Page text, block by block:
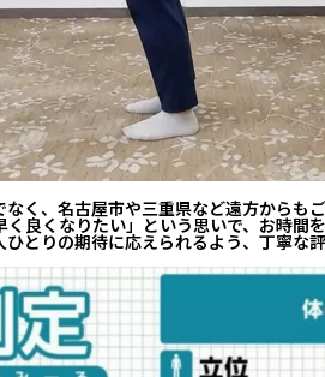
く、名古屋市や三重県など遠方からも
く良くなりたい」という思いで、お時
とりの期待に応えられるよう、丁寧な